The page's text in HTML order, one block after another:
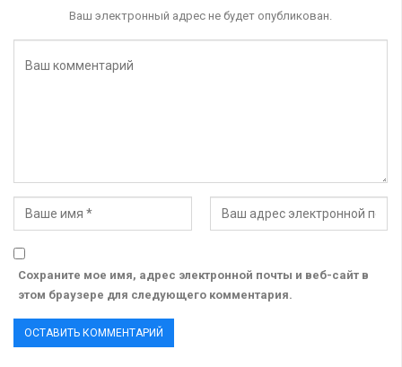
Ваш электронный адрес не будет опубликован.
Сохраните мое имя, адрес электронной почты и веб-сайт в
этом браузере для следующего комментария.